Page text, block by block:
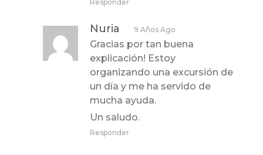
Responder
Nuria 9 Años Ago
Gracias por tan buena
explicación! Estoy
organizando una excursión de
un día y me ha servido de
mucha ayuda.
Un saludo.
Responder